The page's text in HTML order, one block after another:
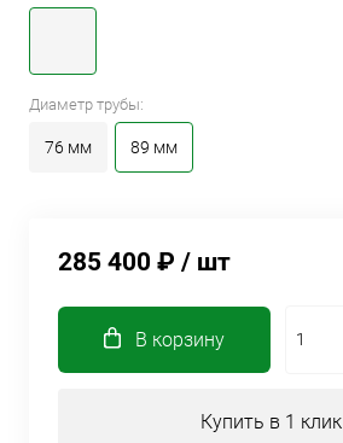
Диаметр трубы:
76 мм 89 мм
285 400 ₽ / шт
В корзину
Купить в 1 клик